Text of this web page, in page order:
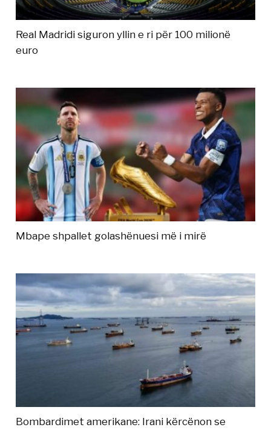
Real Madridi siguron yllin e ri për 100 milionë
euro
Mbape shpallet golashënuesi më i mirë
Bombardimet amerikane: Irani kërcënon se